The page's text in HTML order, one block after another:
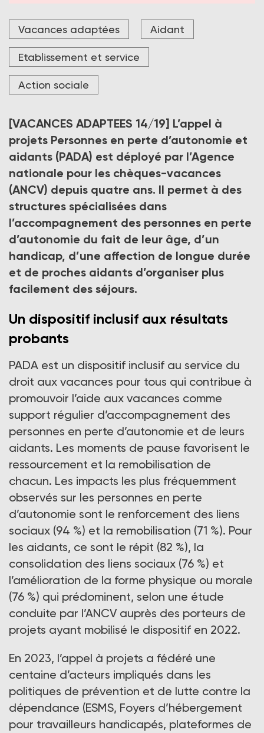
« L’ANCV apporte une aide financière de 60 % des
coûts logistiques du projet, dans la limite de 330 € par
son âge, d’un handicap ou d’une affection longue
durée et aidant) et de 200 € par accompagnant »,
explique Kelly Gene, cheffe de service par intérim,
service développement, innovation et Iingénierie
perte d’autonomie et leurs aidants.
Crédit photo ANCV
Vacances adaptées Aidant
Etablissement et service
Action sociale
[VACANCES ADAPTEES 14/19] L’appel à
projets Personnes en perte d’autonomie et
aidants (PADA) est déployé par l’Agence
nationale pour les chèques-vacances
(ANCV) depuis quatre ans. Il permet à des
structures spécialisées dans
l’accompagnement des personnes en perte
d’autonomie du fait de leur âge, d’un
handicap, d’une affection de longue durée
et de proches aidants d’organiser plus
facilement des séjours.
Un dispositif inclusif aux résultats
probants
PADA est un dispositif inclusif au service du
droit aux vacances pour tous qui contribue à
promouvoir l’aide aux vacances comme
support régulier d’accompagnement des
personnes en perte d’autonomie et de leurs
aidants. Les moments de pause favorisent le
ressourcement et la remobilisation de
chacun. Les impacts les plus fréquemment
observés sur les personnes en perte
d’autonomie sont le renforcement des liens
sociaux (94 %) et la remobilisation (71 %). Pour
les aidants, ce sont le répit (82 %), la
consolidation des liens sociaux (76 %) et
l’amélioration de la forme physique ou morale
(76 %) qui prédominent, selon une étude
conduite par l’ANCV auprès des porteurs de
projets ayant mobilisé le dispositif en 2022.
En 2023, l’appel à projets a fédéré une
centaine d’acteurs impliqués dans les
politiques de prévention et de lutte contre la
dépendance (ESMS, Foyers d’hébergement
pour travailleurs handicapés, plateformes de